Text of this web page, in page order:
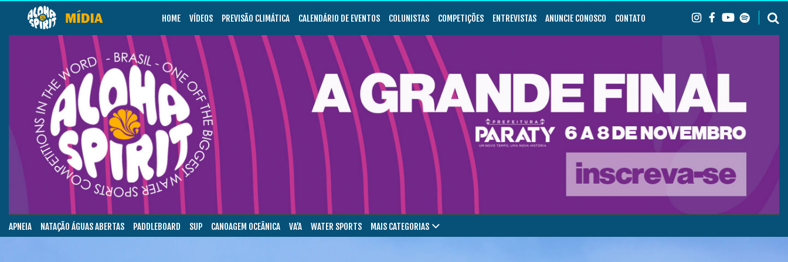
HOME VÍDEOS PREVISÃO CLIMÁTICA CALENDÁRIO DE EVENTOS COLUNISTAS COMPETIÇÕES ENTREVISTAS ANUNCIE CONOSCO CONTATO
APNEIA NATAÇÃO ÁGUAS ABERTAS PADDLEBOARD SUP CANOAGEM OCEÂNICA VA’A WATER SPORTS MAIS CATEGORIAS